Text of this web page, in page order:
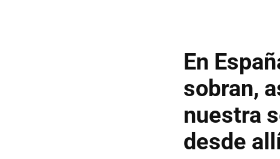
En
sobran,
nuestra
desde